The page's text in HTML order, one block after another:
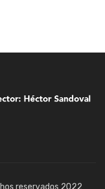
reservados 2022